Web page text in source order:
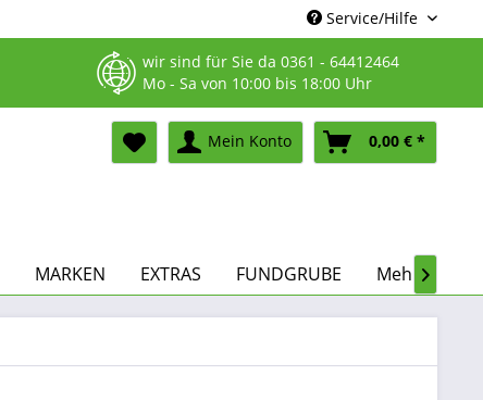
Service/Hilfe
wir sind für Sie da 0361 - 64412464
Mo - Sa von 10:00 bis 18:00 Uhr
Mein Konto 0,00 € *
MARKEN EXTRAS FUNDGRUBE Mehr...
